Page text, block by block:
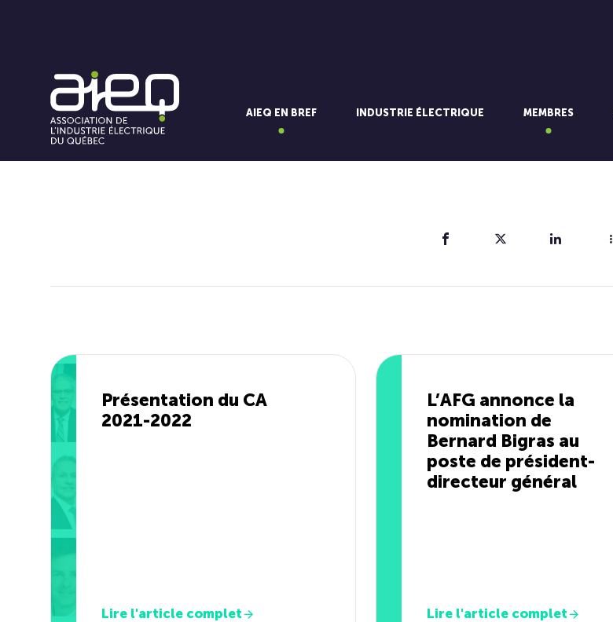
AIEQ EN BREF INDUSTRIE ÉLECTRIQUE MEMBRES
Présentation du CA
2021-2022
Lire l'article complet
L’AFG annonce la
nomination de
Bernard Bigras au
poste de président-
directeur général
Lire l'article complet